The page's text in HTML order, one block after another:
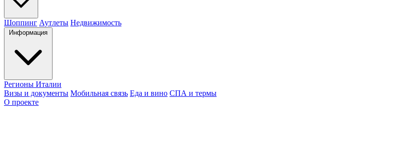
Шоппинг Аутлеты Недвижимость
Информация
Регионы Италии
Визы и документы Мобильная связь Еда и вино СПА и термы
О проекте